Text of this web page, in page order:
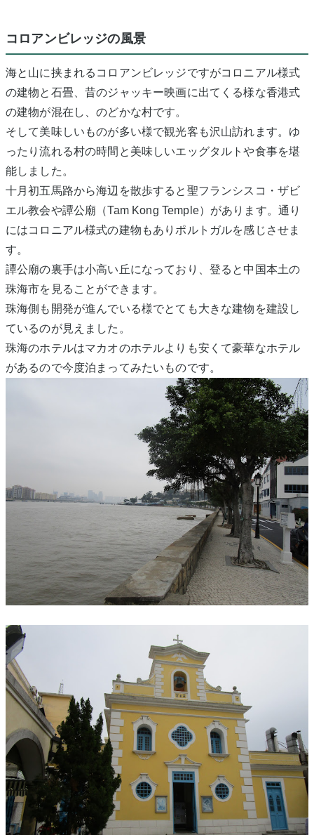
コロアンビレッジの風景
海と山に挟まれるコロアンビレッジですがコロニアル様式
の建物と石畳、昔のジャッキー映画に出てくる様な香港式
の建物が混在し、のどかな村です。
そして美味しいものが多い様で観光客も沢山訪れます。ゆ
ったり流れる村の時間と美味しいエッグタルトや食事を堪
能しました。
十月初五馬路から海辺を散歩すると聖フランシスコ・ザビ
エル教会や譚公廟（Tam Kong Temple）があります。通り
にはコロニアル様式の建物もありポルトガルを感じさせま
す。
譚公廟の裏手は小高い丘になっており、登ると中国本土の
珠海市を見ることができます。
珠海側も開発が進んでいる様でとても大きな建物を建設し
ているのが見えました。
珠海のホテルはマカオのホテルよりも安くて豪華なホテル
があるので今度泊まってみたいものです。